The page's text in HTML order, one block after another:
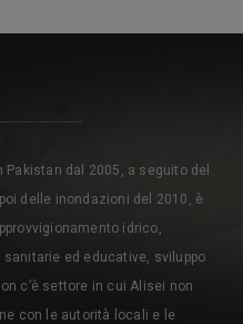
Pakistan dal 2005, a seguito del
delle inondazioni del 2010, è
idrico,
ed educative, sviluppo
c’è settore in cui Alisei non
con le autorità locali e le